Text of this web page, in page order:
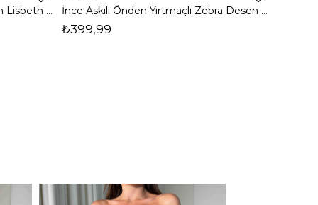
İnce Askılı Önden Yırtmaçlı Uzun Lisbeth Kadın Beyaz Elbise 22K000581 İnce Askılı Önden Yırtmaçlı Zebra Desen Citlali Kadın Renkli Elbise 22Y000068
₺399,99